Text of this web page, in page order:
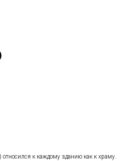
к каждому зданию как к храму.